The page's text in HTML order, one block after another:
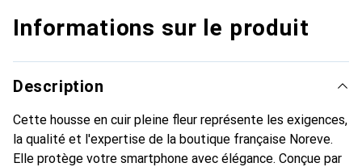
Informations sur le produit
Description
Cette housse en cuir pleine fleur représente les exigences,
la qualité et l'expertise de la boutique française Noreve.
Elle protège votre smartphone avec élégance. Conçue par